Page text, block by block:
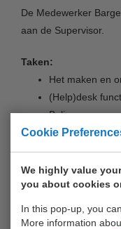
Cookie
We highly value
you about cookies
In this pop-up, you
More information
De Medewerker
aan de Supervisor.
Taken:
Het maken en
(Help)desk
Balie.
Helpdesk voor
afleveren
Het controleren
Het behandelen
Met behulp van